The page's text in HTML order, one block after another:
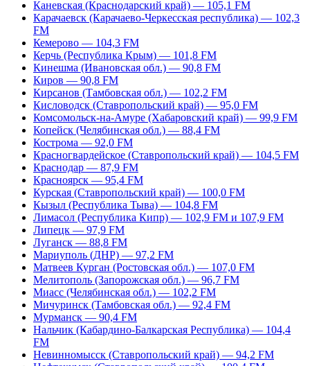
Каневская (Краснодарский край) — 105,1 FM
Карачаевск (Карачаево-Черкесская республика) — 102,3
FM
Кемерово — 104,3 FM
Керчь (Республика Крым) — 101,8 FM
Кинешма (Ивановская обл.) — 90,8 FM
Киров — 90,8 FM
Кирсанов (Тамбовская обл.) — 102,2 FM
Кисловодск (Ставропольский край) — 95,0 FM
Комсомольск-на-Амуре (Хабаровский край) — 99,9 FM
Копейск (Челябинская обл.) — 88,4 FM
Кострома — 92,0 FM
Красногвардейское (Ставропольский край) — 104,5 FM
Краснодар — 87,9 FM
Красноярск — 95,4 FM
Курская (Ставропольский край) — 100,0 FM
Кызыл (Республика Тыва) — 104,8 FM
Лимасол (Республика Кипр) — 102,9 FM и 107,9 FM
Липецк — 97,9 FM
Луганск — 88,8 FM
Мариуполь (ДНР) — 97,2 FM
Матвеев Курган (Ростовская обл.) — 107,0 FM
Мелитополь (Запорожская обл.) — 96,7 FM
Миасс (Челябинская обл.) — 102,2 FM
Мичуринск (Тамбовская обл.) — 92,4 FM
Мурманск — 90,4 FM
Нальчик (Кабардино-Балкарская Республика) — 104,4
FM
Невинномысск (Ставропольский край) — 94,2 FM